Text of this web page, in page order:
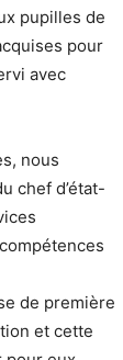
pupilles de
pour
avec
nous
chef d’état-
de première
et cette